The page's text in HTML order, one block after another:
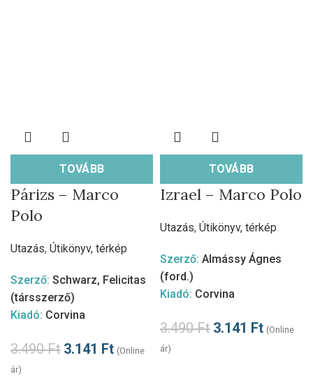
TOVÁBB
Párizs – Marco
Polo
Utazás, Útikönyv, térkép
Szerző: Schwarz, Felicitas
(társszerző)
Kiadó: Corvina
3.490Ft 3.141 Ft (Online
ár)
TOVÁBB
Izrael – Marco Polo
Utazás, Útikönyv, térkép
Szerző: Almássy Ágnes
(ford.)
Kiadó: Corvina
3.490Ft 3.141 Ft (Online
ár)